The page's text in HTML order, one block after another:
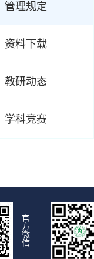
管理规定
资料下载
教研动态
学科竞赛
官
方
微
信